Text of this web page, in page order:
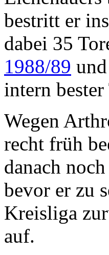
bestritt er
dabei 35
1988/89 und
intern
Wegen
recht früh
danach
bevor er zu
Kreisliga
auf.